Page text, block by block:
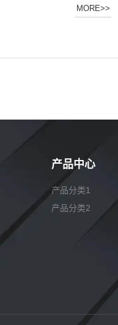
MORE>>
产品中心
产品分类1
产品分类2